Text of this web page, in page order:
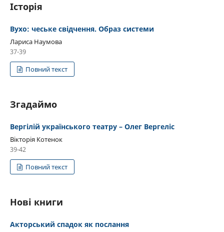
Історія
Вухо: чеське свідчення. Образ системи
Лариса Наумова
37-39
Повний текст
Згадаймо
Вергілій українського театру – Олег Вергеліс
Вікторія Котенок
39-42
Повний текст
Нові книги
Акторський спадок як послання